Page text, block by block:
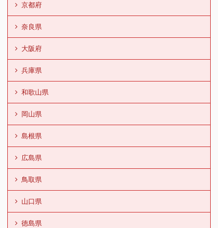
京都府
奈良県
大阪府
兵庫県
和歌山県
岡山県
島根県
広島県
鳥取県
山口県
徳島県